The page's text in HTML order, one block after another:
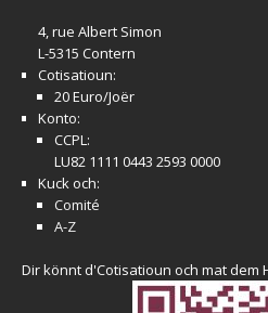
4, rue Albert Simon
L-5315 Contern
Cotisatioun:
20 Euro/Joër
Konto:
CCPL:
LU82 1111 0443 2593 0000
Kuck och:
Comité
A-Z
Dir könnt d'Cotisatioun och mat dem